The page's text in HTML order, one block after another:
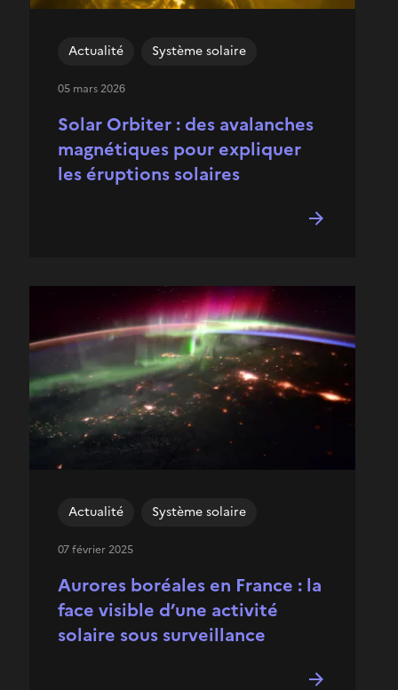
Solar Orbiter : des avalanches
magnétiques pour expliquer
les éruptions solaires
Actualité Système solaire
05 mars 2026
Aurores boréales en France : la
face visible d’une activité
solaire sous surveillance
Actualité Système solaire
07 février 2025